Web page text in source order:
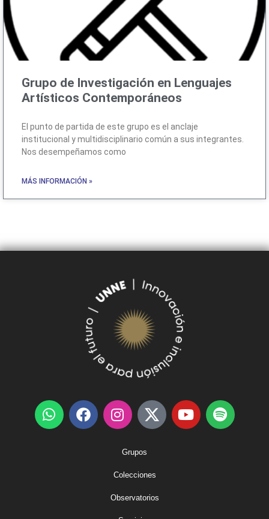
Grupo de Investigación en Lenguajes
Artísticos Contemporáneos
El punto de partida de este grupo es el anclaje
institucional y multidisciplinario común a sus integrantes.
Nos desempeñamos como
MÁS INFORMACIÓN »
Grupos
Colecciones
Observatorios